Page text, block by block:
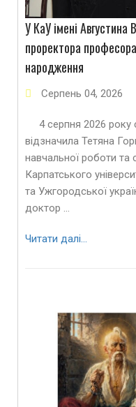
У КаУ імені
проректора
народження
Серпень 04, 2026
4 серпня 2026 року
відзначила Тетяна
навчальної роботи та
Карпатського
та Ужгородської
доктор …
Читати далі…